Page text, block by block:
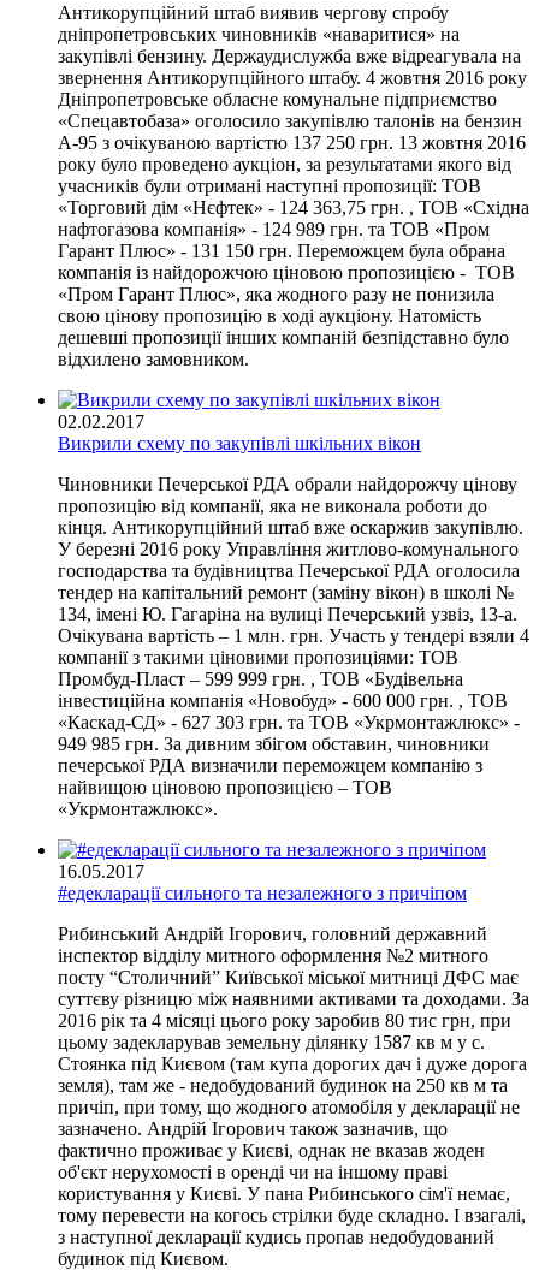
Антикорупційний штаб виявив чергову спробу
дніпропетровських чиновників «наваритися» на
закупівлі бензину. Держаудислужба вже відреагувала на
звернення Антикорупційного штабу. 4 жовтня 2016 року
Дніпропетровське обласне комунальне підприємство
«Спецавтобаза» оголосило закупівлю талонів на бензин
А-95 з очікуваною вартістю 137 250 грн. 13 жовтня 2016
року було проведено аукціон, за результатами якого від
учасників були отримані наступні пропозиції: ТОВ
«Торговий дім «Нєфтек» - 124 363,75 грн. , ТОВ «Східна
нафтогазова компанія» - 124 989 грн. та ТОВ «Пром
Гарант Плюс» - 131 150 грн. Переможцем була обрана
компанія із найдорожчою ціновою пропозицією - ТОВ
«Пром Гарант Плюс», яка жодного разу не понизила
свою цінову пропозицію в ході аукціону. Натомість
дешевші пропозиції інших компаній безпідставно було
відхилено замовником.
02.02.2017
Викрили схему по закупівлі шкільних вікон
Чиновники Печерської РДА обрали найдорожчу цінову
пропозицію від компанії, яка не виконала роботи до
кінця. Антикорупційний штаб вже оскаржив закупівлю.
У березні 2016 року Управління житлово-комунального
господарства та будівництва Печерської РДА оголосила
тендер на капітальний ремонт (заміну вікон) в школі №
134, iменi Ю. Гагарiна на вулиці Печерський узвіз, 13-а.
Очікувана вартість – 1 млн. грн. Участь у тендері взяли 4
компанії з такими ціновими пропозиціями: ТОВ
Промбуд-Пласт – 599 999 грн. , ТОВ «Будівельна
інвестиційна компанія «Новобуд» - 600 000 грн. , ТОВ
«Каскад-СД» - 627 303 грн. та ТОВ «Укрмонтажлюкс» -
949 985 грн. За дивним збігом обставин, чиновники
печерської РДА визначили переможцем компанію з
найвищою ціновою пропозицією – ТОВ
«Укрмонтажлюкс».
16.05.2017
#едекларації сильного та незалежного з причіпом
Рибинський Андрій Ігорович, головний державний
інспектор відділу митного оформлення №2 митного
посту “Столичний” Київської міської митниці ДФС має
суттєву різницю між наявними активами та доходами. За
2016 рік та 4 місяці цього року заробив 80 тис грн, при
цьому задекларував земельну ділянку 1587 кв м у с.
Стоянка під Києвом (там купа дорогих дач і дуже дорога
земля), там же - недобудований будинок на 250 кв м та
причіп, при тому, що жодного атомобіля у декларації не
зазначено. Андрій Ігорович також зазначив, що
фактично проживає у Києві, однак не вказав жоден
об'єкт нерухомості в оренді чи на іншому праві
користування у Києві. У пана Рибинського сім'ї немає,
тому перевести на когось стрілки буде складно. І взагалі,
з наступної декларації кудись пропав недобудований
будинок під Києвом.